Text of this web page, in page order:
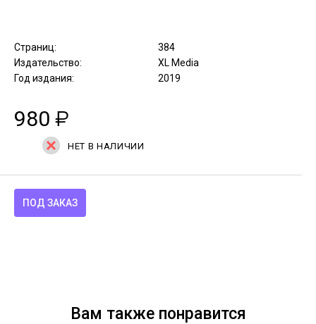
Страниц:
384
Издательство:
XL Media
Год издания:
2019
980 ₽
НЕТ В НАЛИЧИИ
ПОД ЗАКАЗ
Вам также понравится